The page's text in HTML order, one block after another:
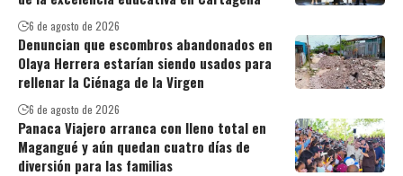
6 de agosto de 2026
Denuncian que escombros abandonados en
Olaya Herrera estarían siendo usados para
rellenar la Ciénaga de la Virgen
6 de agosto de 2026
Panaca Viajero arranca con lleno total en
Magangué y aún quedan cuatro días de
diversión para las familias